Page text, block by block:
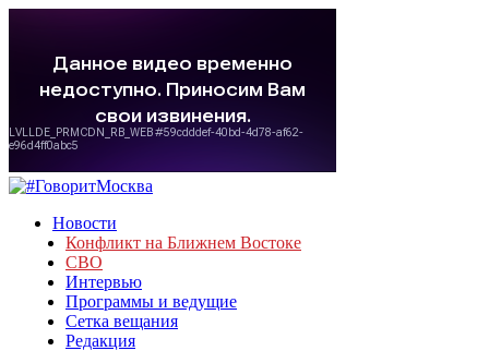
Новости
Конфликт на Ближнем Востоке
СВО
Интервью
Программы и ведущие
Сетка вещания
Редакция